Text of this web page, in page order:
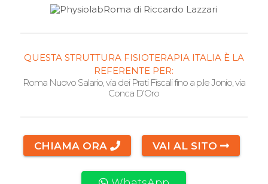
QUESTA STRUTTURA FISIOTERAPIA ITALIA È LA
REFERENTE PER:
Roma Nuovo Salario, via dei Prati Fiscali fino a p.le Jonio, via
Conca D'Oro
CHIAMA ORA VAI AL SITO